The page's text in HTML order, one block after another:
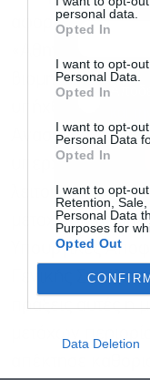
personal data.
Opted In
I want to opt-
Personal Data.
Opted In
I want to opt-
Personal Data
Opted In
I want to opt-
Retention,
Personal Data
Purposes for
Opted Out
CONFIRM
Data Deletion
αφορούσε τους
βιομηχανικής
υπερχρέωσης
λειτουργίας
μετοχικού
Υπουργικές
Γενικής
πράξεις αυτές
μετόχων